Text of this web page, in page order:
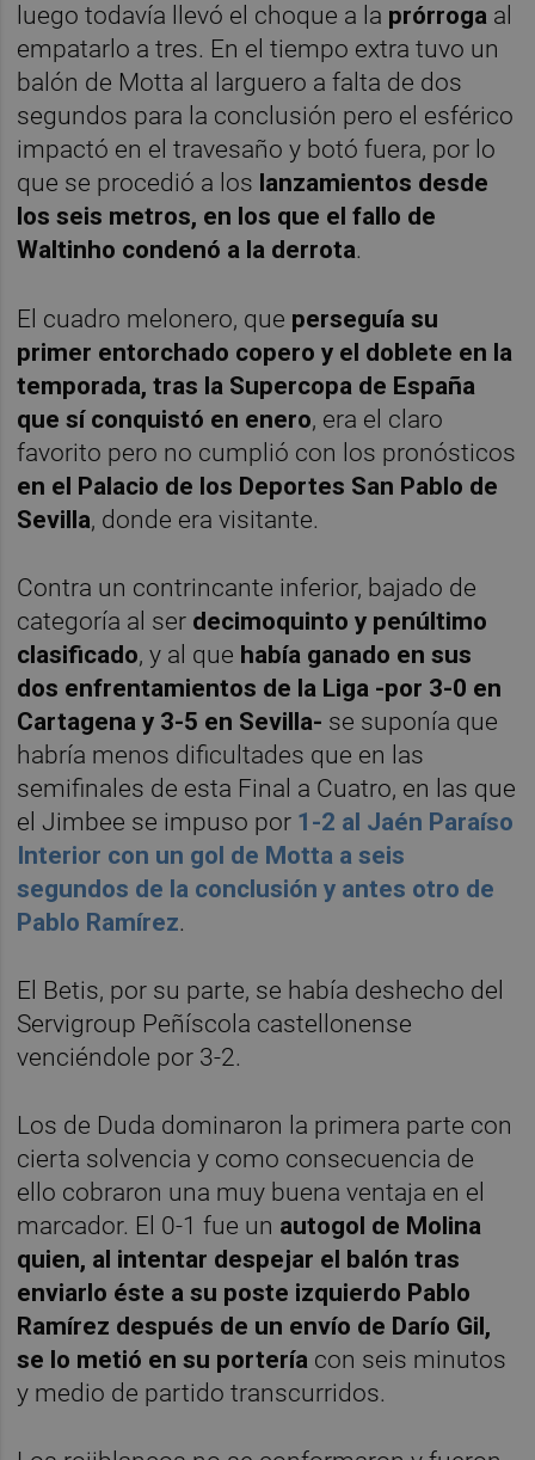
luego todavía llevó el choque a la prórroga al
empatarlo a tres. En el tiempo extra tuvo un
balón de Motta al larguero a falta de dos
segundos para la conclusión pero el esférico
impactó en el travesaño y botó fuera, por lo
que se procedió a los lanzamientos desde
los seis metros, en los que el fallo de
Waltinho condenó a la derrota.
El cuadro melonero, que perseguía su
primer entorchado copero y el doblete en la
temporada, tras la Supercopa de España
que sí conquistó en enero, era el claro
favorito pero no cumplió con los pronósticos
en el Palacio de los Deportes San Pablo de
Sevilla, donde era visitante.
Contra un contrincante inferior, bajado de
categoría al ser decimoquinto y penúltimo
clasificado, y al que había ganado en sus
dos enfrentamientos de la Liga -por 3-0 en
Cartagena y 3-5 en Sevilla- se suponía que
habría menos dificultades que en las
semifinales de esta Final a Cuatro, en las que
el Jimbee se impuso por 1-2 al Jaén Paraíso
Interior con un gol de Motta a seis
segundos de la conclusión y antes otro de
Pablo Ramírez.
El Betis, por su parte, se había deshecho del
Servigroup Peñíscola castellonense
venciéndole por 3-2.
Los de Duda dominaron la primera parte con
cierta solvencia y como consecuencia de
ello cobraron una muy buena ventaja en el
marcador. El 0-1 fue un autogol de Molina
quien, al intentar despejar el balón tras
enviarlo éste a su poste izquierdo Pablo
Ramírez después de un envío de Darío Gil,
se lo metió en su portería con seis minutos
y medio de partido transcurridos.